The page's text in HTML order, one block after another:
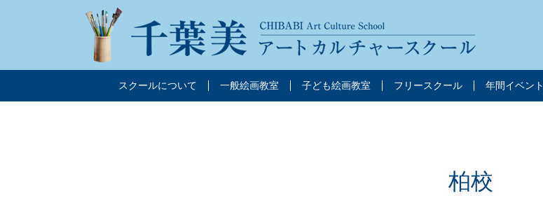
スクールについて 一般絵画教室 子ども絵画教室 フリースクール 年間イベント
柏校